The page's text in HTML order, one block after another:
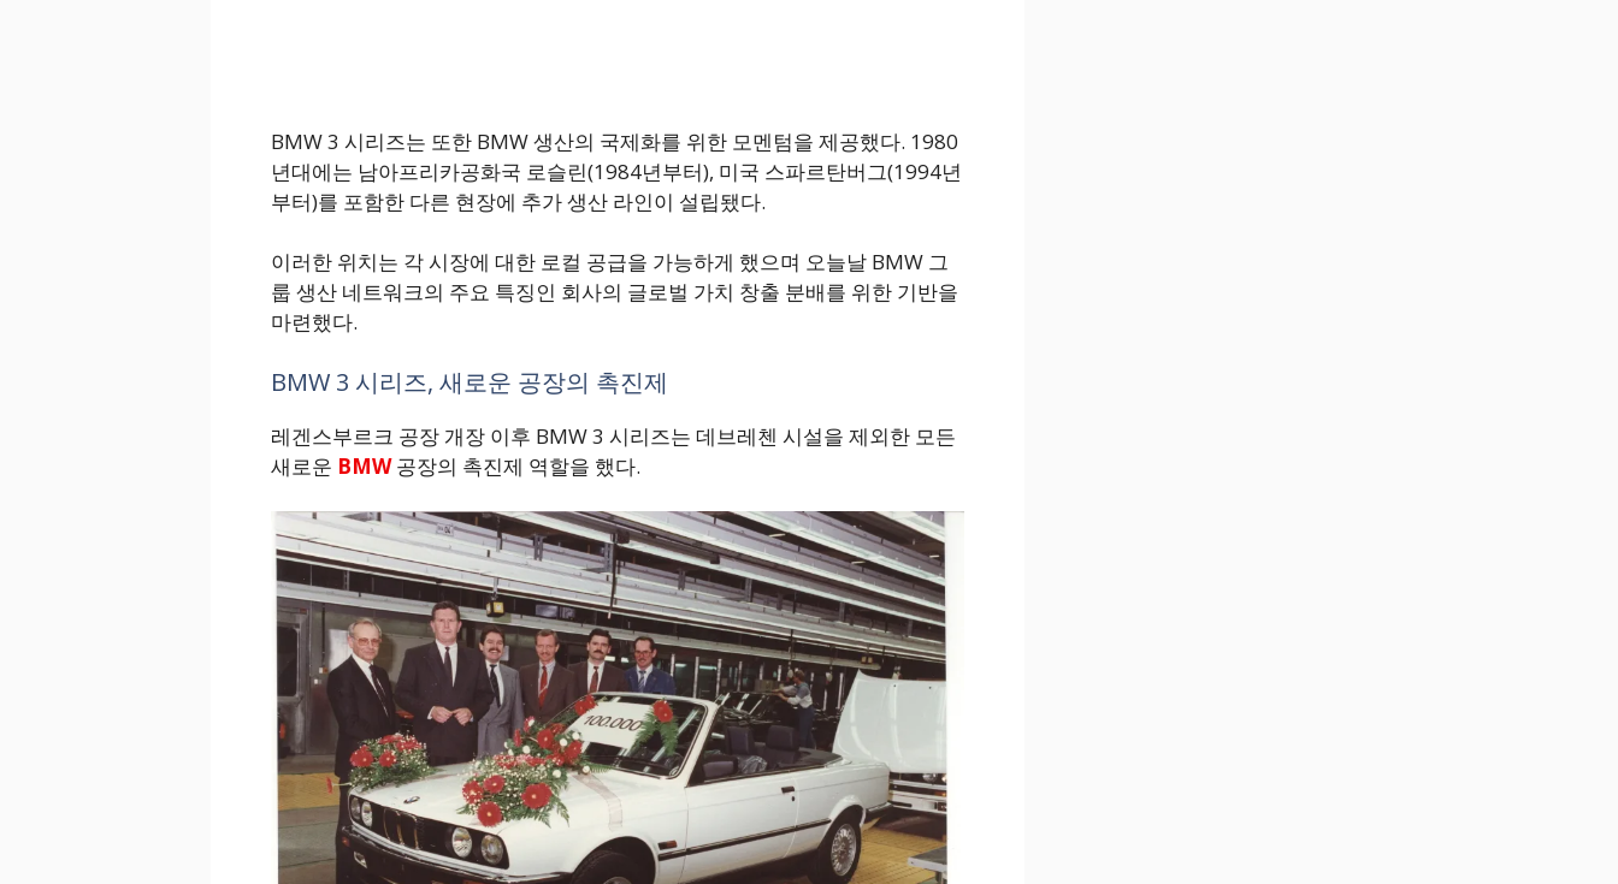
BMW 3 시리즈는 또한 BMW 생산의 국제화를 위한 모멘텀을 제공했다. 1980
년대에는 남아프리카공화국 로슬린(1984년부터), 미국 스파르탄버그(1994년
부터)를 포함한 다른 현장에 추가 생산 라인이 설립됐다.
이러한 위치는 각 시장에 대한 로컬 공급을 가능하게 했으며 오늘날 BMW 그
룹 생산 네트워크의 주요 특징인 회사의 글로벌 가치 창출 분배를 위한 기반을
마련했다.
BMW 3 시리즈, 새로운 공장의 촉진제
레겐스부르크 공장 개장 이후 BMW 3 시리즈는 데브레첸 시설을 제외한 모든
새로운 BMW공장의 촉진제 역할을 했다.